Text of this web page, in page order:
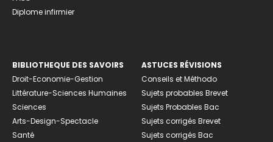
Diplome infirmier
BIBLIOTHEQUE DES SAVOIRS
Droit-Economie-Gestion
Littérature-Sciences Humaines
Sciences
Arts-Design-Spectacle
Santé
ASTUCES RÉVISIONS
Conseils et Méthodo
Sujets probables Brevet
Sujets Probables Bac
Sujets corrigés Brevet
Sujets corrigés Bac